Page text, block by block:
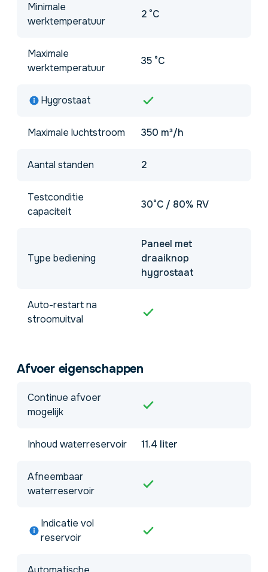
Minimale
werktemperatuur
2 °C
Maximale
werktemperatuur
35 °C
Hygrostaat
Maximale luchtstroom 350 m³/h
Aantal standen 2
Testconditie
capaciteit
30°C / 80% RV
Type bediening
Paneel met
draaiknop
hygrostaat
Auto-restart na
stroomuitval
Afvoer eigenschappen
Continue afvoer
mogelijk
Inhoud waterreservoir 11.4 liter
Afneembaar
waterreservoir
Indicatie vol
reservoir